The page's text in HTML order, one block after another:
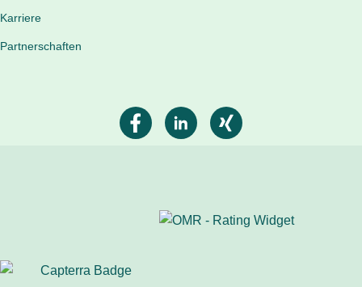
Karriere
Partnerschaften